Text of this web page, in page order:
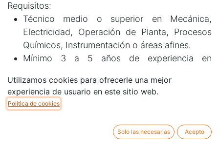
Requisitos:
Técnico medio o superior en Mecánica,
Electricidad, Operación de Planta, Procesos
Químicos, Instrumentación o áreas afines.
Mínimo 3 a 5 años de experiencia en
industriales, preferiblemente en sectores como
petróleo, gas, generación eléctrica,
petroquímica o minería.
Participación en maniobras operativas
rutinarias y especiales, incluyendo arranques,
Utilizamos cookies para ofrecerle una mejor
experiencia de usuario en este sitio web.
Política de cookies
Solo las necesarias Acepto